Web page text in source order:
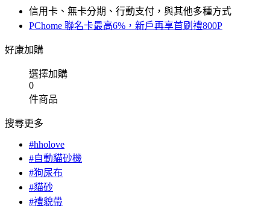
信用卡、無卡分期、行動支付，與其他多種方式
PChome 聯名卡最高6%，新戶再享首刷禮800P
好康加購
選擇加購
0
件商品
搜尋更多
#hholove
#自動貓砂機
#狗尿布
#貓砂
#禮貌帶